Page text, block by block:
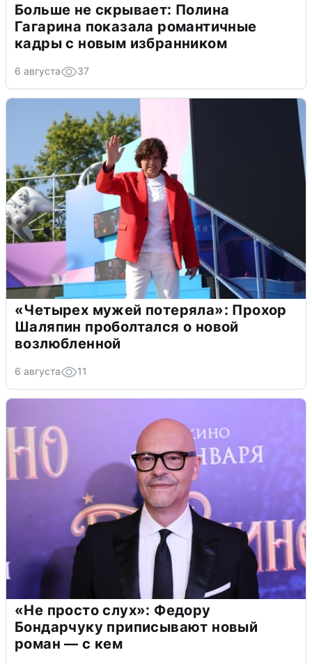
Больше не скрывает: Полина
Гагарина показала романтичные
кадры с новым избранником
6 августа 37
«Четырех мужей потеряла»: Прохор
Шаляпин проболтался о новой
возлюбленной
6 августа 11
«Не просто слух»: Федору
Бондарчуку приписывают новый
роман — с кем